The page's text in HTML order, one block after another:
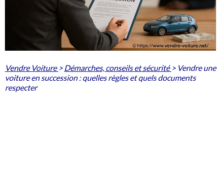
Vendre Voiture > Démarches, conseils et sécurité > Vendre une
voiture en succession : quelles règles et quels documents
respecter